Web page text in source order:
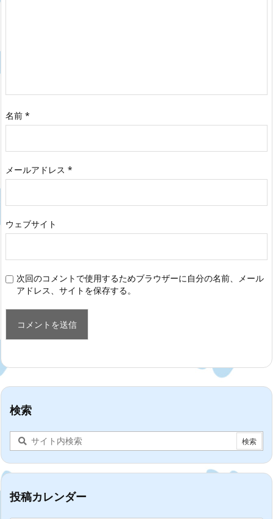
名前 *
メールアドレス *
ウェブサイト
次回のコメントで使用するためブラウザーに自分の名前、メール
アドレス、サイトを保存する。
検索
投稿カレンダー